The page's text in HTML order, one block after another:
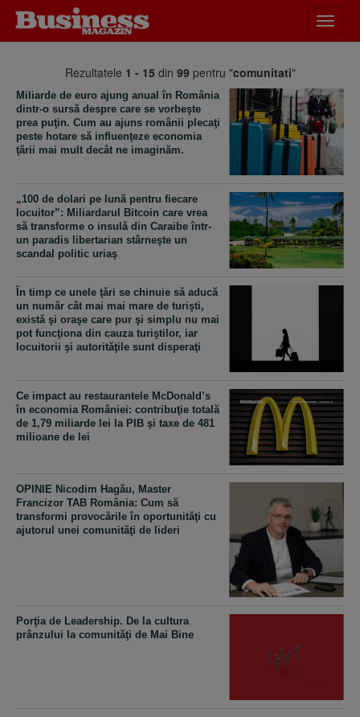
meniu
Rezultatele 1 - 15 din 99 pentru "comunitati"
Miliarde de euro ajung anual în România
dintr-o sursă despre care se vorbeşte
prea puţin. Cum au ajuns românii plecaţi
peste hotare să influenţeze economia
ţării mai mult decât ne imaginăm.
„100 de dolari pe lună pentru fiecare
locuitor”: Miliardarul Bitcoin care vrea
să transforme o insulă din Caraibe într-
un paradis libertarian stârneşte un
scandal politic uriaş
În timp ce unele ţări se chinuie să aducă
un număr cât mai mai mare de turişti,
există şi oraşe care pur şi simplu nu mai
pot funcţiona din cauza turiştilor, iar
locuitorii şi autorităţile sunt disperaţi
Ce impact au restaurantele McDonald’s
în economia României: contribuţie totală
de 1,79 miliarde lei la PIB şi taxe de 481
milioane de lei
OPINIE Nicodim Hagău, Master
Francizor TAB România: Cum să
transformi provocările în oportunităţi cu
ajutorul unei comunităţi de lideri
Porţia de Leadership. De la cultura
prânzului la comunităţi de Mai Bine